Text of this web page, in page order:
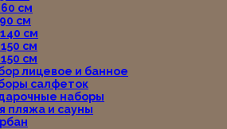
см
см
см
см
см
лицевое и банное
салфеток
наборы
пляжа и сауны